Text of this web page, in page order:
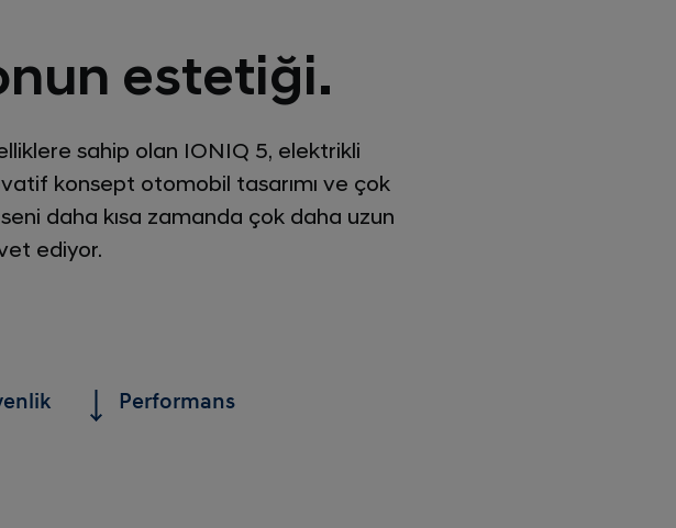
estetiği.
sahip olan IONIQ 5, elektrikli
konsept otomobil tasarımı ve çok
daha kısa zamanda çok daha uzun
ediyor.
Performans